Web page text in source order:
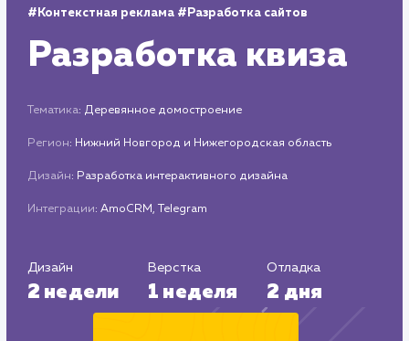
Дизайн
2 недели
Верстка
1 неделя
Отладка